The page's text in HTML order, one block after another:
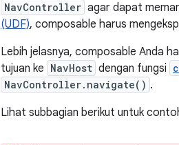
NavController agar dapat
(UDF), composable harus
Lebih jelasnya, composable Anda
tujuan ke NavHost dengan fungsi
NavController.navigate() .
Lihat subbagian berikut untuk